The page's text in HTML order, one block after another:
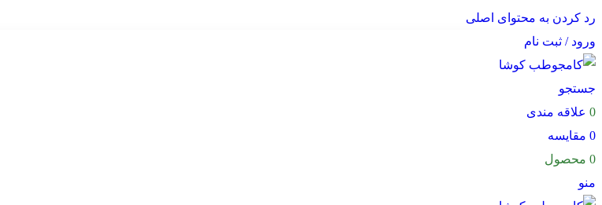
رد کردن به محتوای اصلی
ورود / ثبت نام
جستجو
0 علاقه مندی
0 مقایسه
0 محصول
منو